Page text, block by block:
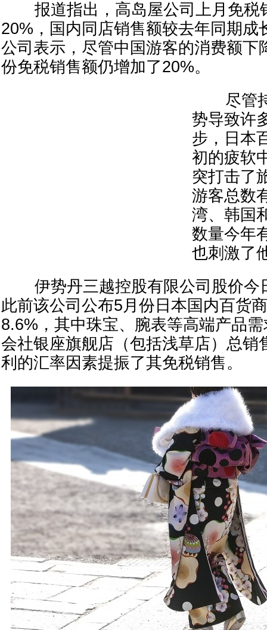
报道指出，高岛屋公司上月免税
20%，国内同店销售额较去年同期成
公司表示，尽管中国游客的消费额下
份免税销售额仍增加了20%。
尽管持
势导致许
步，日本
初的疲软
突打击了
游客总数
湾、韩国
数量今年
也刺激
伊势丹三越控股有限公司股价今
此前该公司公布5月份日本国内百货
8.6%，其中珠宝、腕表等高端产品
会社银座旗舰店（包括浅草店）总销
利的汇率因素提振了其免税销售。